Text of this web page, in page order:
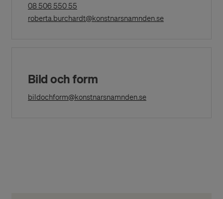
08 506 550 55
in
roberta.burchardt@konstnarsnamnden.se(Opens in a New
Bild och form
bildochform@konstnarsnamnden.se(Opens in a New